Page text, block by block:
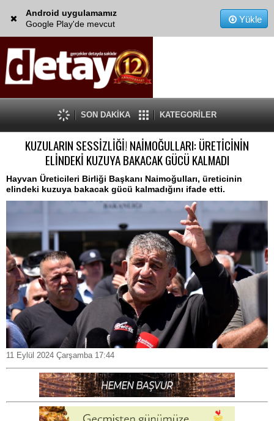
Android uygulamamız
Google Play'de mevcut
Yükle
SON DAKİKA KATEGORİLER
KUZULARIN SESSİZLİĞİ! NAİMOĞULLARI: ÜRETİCİNİN
ELİNDEKİ KUZUYA BAKACAK GÜCÜ KALMADI
Hayvan Üreticileri Birliği Başkanı Naimoğulları, üreticinin
elindeki kuzuya bakacak gücü kalmadığını ifade etti.
11 Eylül 2024 Çarşamba 17:44